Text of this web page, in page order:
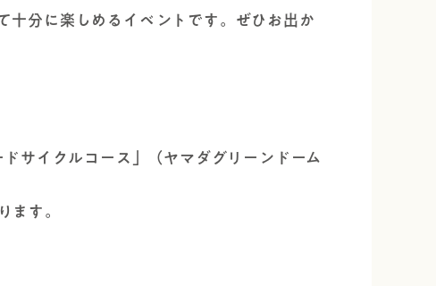
十分に楽しめるイベントです。ぜひお出か
サイクルコース」（ヤマダグリーンドーム
ます。